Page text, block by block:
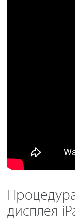
дисплея